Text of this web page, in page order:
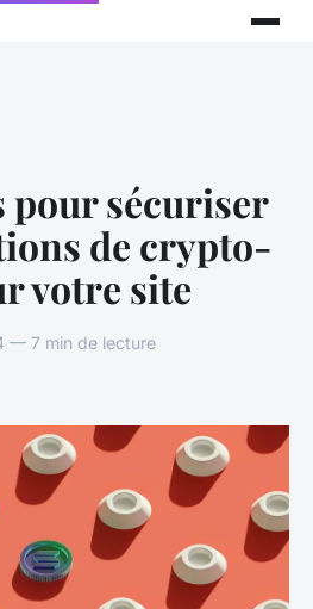
pour sécuriser
de crypto-
votre site
— 7 min de lecture